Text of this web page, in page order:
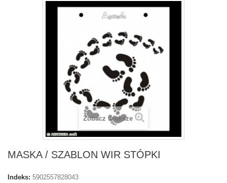
Zobacz większe
MASKA / SZABLON WIR STÓPKI
Indeks: 5902557828043